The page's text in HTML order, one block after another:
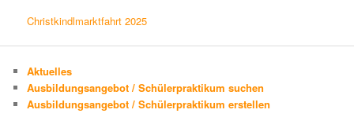
Christkindlmarktfahrt 2025
Aktuelles
Ausbildungsangebot / Schülerpraktikum suchen
Ausbildungsangebot / Schülerpraktikum erstellen